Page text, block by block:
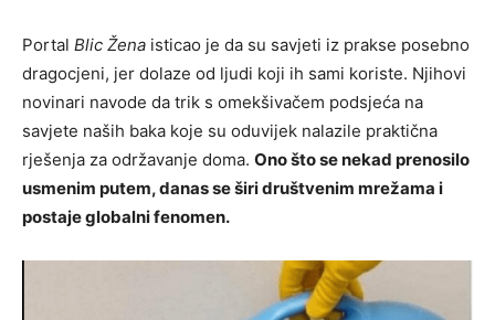
Portal Blic Žena isticao je da su savjeti iz prakse posebno
dragocjeni, jer dolaze od ljudi koji ih sami koriste. Njihovi
novinari navode da trik s omekšivačem podsjeća na
savjete naših baka koje su oduvijek nalazile praktična
rješenja za održavanje doma. Ono što se nekad prenosilo
usmenim putem, danas se širi društvenim mrežama i
postaje globalni fenomen.